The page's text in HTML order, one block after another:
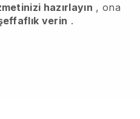
hazırlayın , ona
verin .